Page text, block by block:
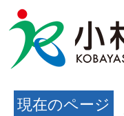
現在のページ